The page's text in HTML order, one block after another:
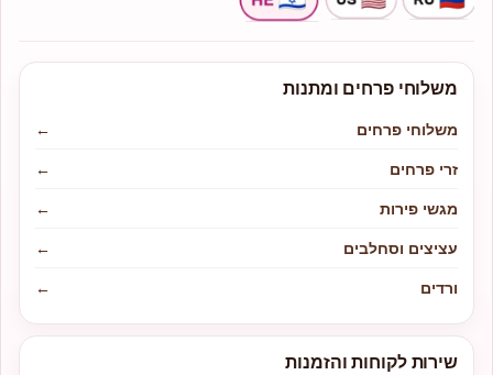
משלוחי פרחים ומתנות
משלוחי פרחים
←
זרי פרחים
←
מגשי פירות
←
עציצים וסחלבים
←
ורדים
←
שירות לקוחות והזמנות